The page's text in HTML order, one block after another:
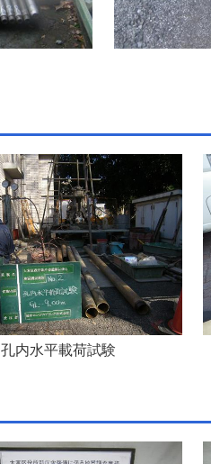
孔内水平載荷試験